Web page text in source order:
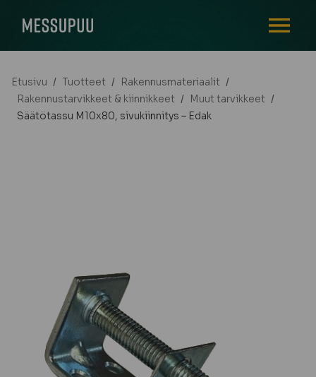
Etusivu / Tuotteet / Rakennusmateriaalit /
Rakennustarvikkeet & kiinnikkeet / Muut tarvikkeet /
Säätötassu M10x80, sivukiinnitys – Edak